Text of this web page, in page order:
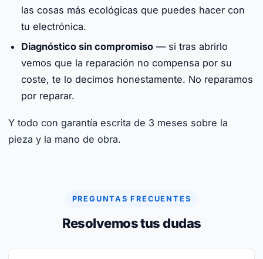
las cosas más ecológicas que puedes hacer con
tu electrónica.
Diagnóstico sin compromiso — si tras abrirlo
vemos que la reparación no compensa por su
coste, te lo decimos honestamente. No reparamos
por reparar.
Y todo con garantía escrita de 3 meses sobre la
pieza y la mano de obra.
PREGUNTAS FRECUENTES
Resolvemos tus dudas